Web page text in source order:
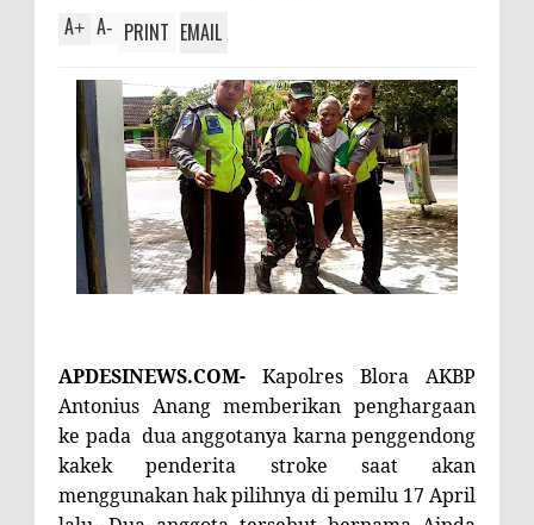
A+ A- PRINT EMAIL
APDESINEWS.COM- Kapolres Blora AKBP
Antonius Anangmemberikan penghargaan
ke pada dua anggotanya karnapenggendong
kakek penderita stroke saat akan
menggunakan hak pilihnya di pemilu 17 April